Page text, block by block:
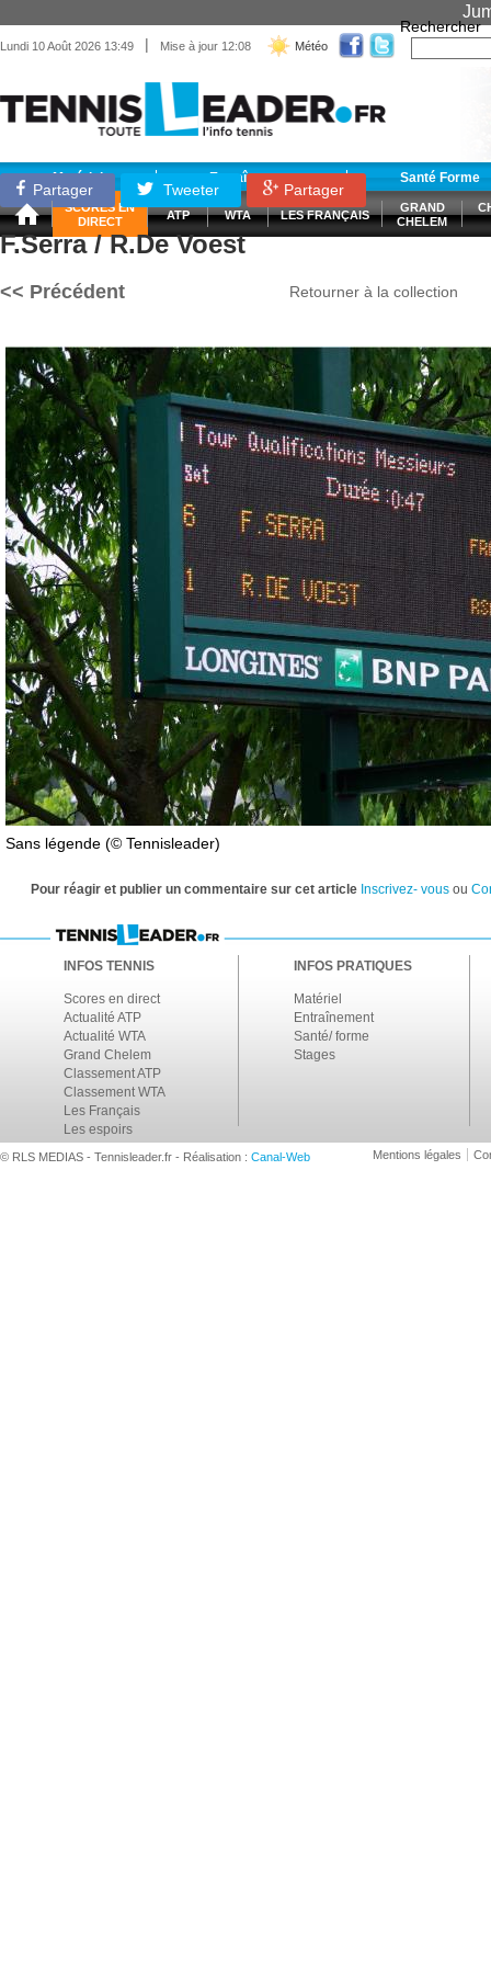
Lundi 10 Août 2026 13:49 | Mise à jour 12:08 Météo
Rechercher
Matériel Entraînement Santé Forme
SCORES EN
DIRECT
ATP WTA LES FRANÇAIS
GRAND
CHELEM
Partager Tweeter Partager
F.Serra / R.De Voest
<< Précédent Retourner à la collection
Sans légende (© Tennisleader)
Pour réagir et publier un commentaire sur cet article Inscrivez- vous ou
INFOS TENNIS
Scores en direct
Actualité ATP
Actualité WTA
Grand Chelem
Classement ATP
Classement WTA
Les Français
Les espoirs
INFOS PRATIQUES
Matériel
Entraînement
Santé/ forme
Stages
© RLS MEDIAS - Tennisleader.fr - Réalisation : Canal-Web Mentions légales